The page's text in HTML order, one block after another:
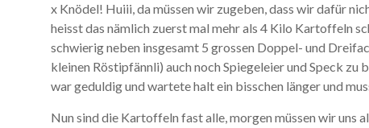
x Knödel! Huiii, da müssen wir zugeben, dass wir dafür
heisst das nämlich zuerst mal mehr als 4 Kilo Kartoffeln
schwierig neben insgesamt 5 grossen Doppel- und
kleinen Röstipfännli) auch noch Spiegeleier und Speck
war geduldig und wartete halt ein bisschen länger und
Nun sind die Kartoffeln fast alle, morgen müssen wir uns